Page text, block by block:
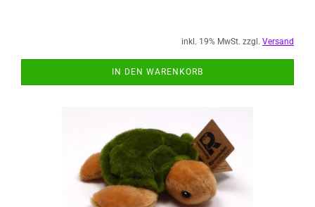
inkl. 19% MwSt. zzgl. Versand
IN DEN WARENKORB